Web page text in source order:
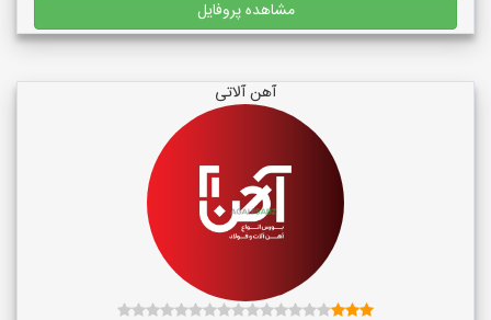
مشاهده پروفایل
آهن آلاتی